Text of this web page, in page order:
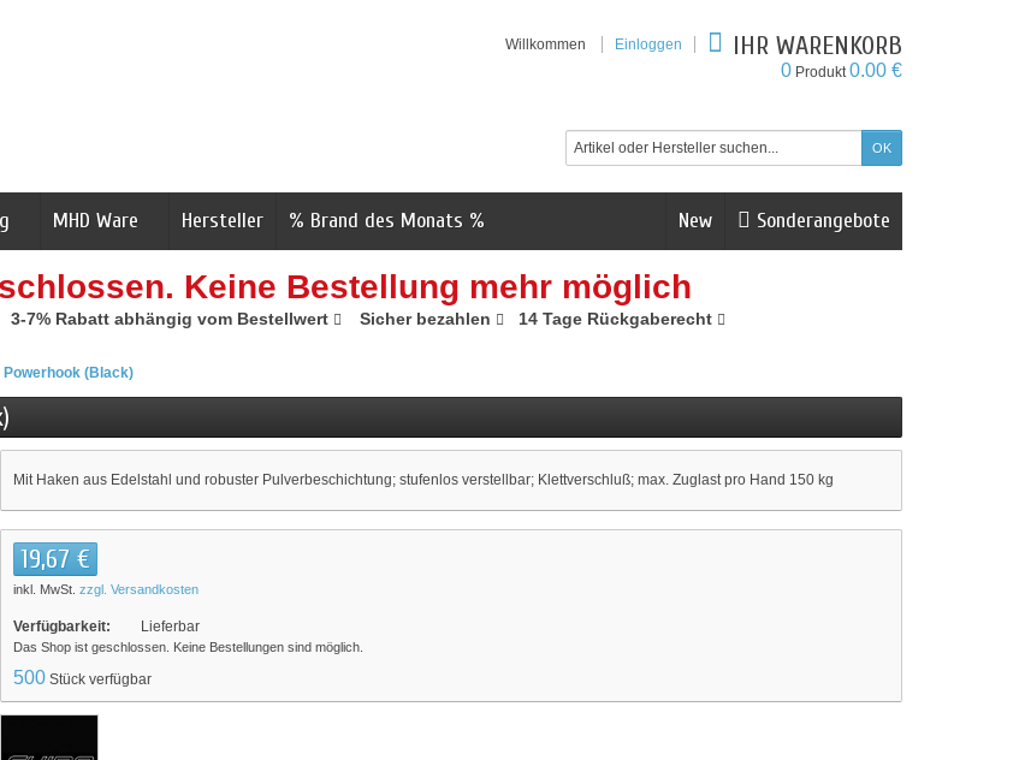
Willkommen Einloggen IHR WARENKORB
0 Produkt0.00 €
Sonderangebote
New
MHD Ware Hersteller % Brand des Monats %
Keine Bestellung mehr möglich
3-7% Rabatt abhängig vom Bestellwert Sicher bezahlen 14 Tage Rückgaberecht
(Black)
Mit Haken aus Edelstahl und robuster Pulverbeschichtung; stufenlos verstellbar; Klettverschluß; max. Zuglast pro Hand 150 kg
19,67 €
inkl. MwSt. zzgl. Versandkosten
Verfügbarkeit: Lieferbar
Das Shop ist geschlossen. Keine Bestellungen sind möglich.
500 Stück verfügbar